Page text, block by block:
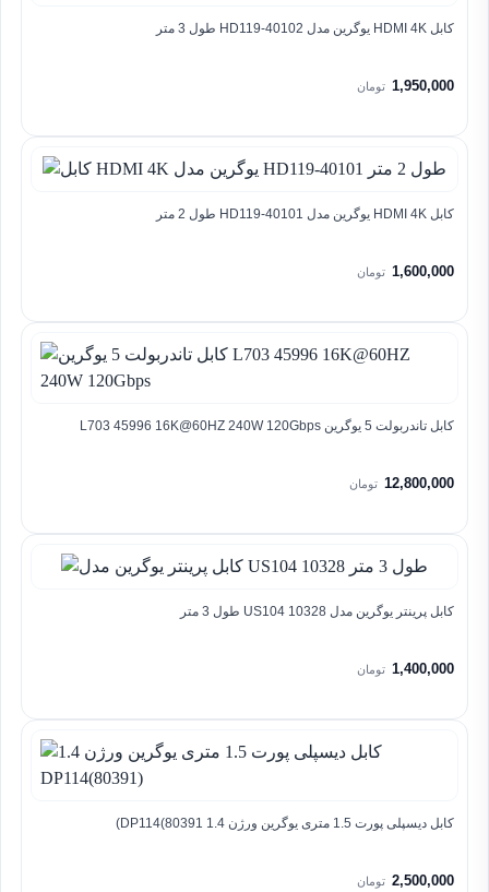
کابل HDMI 4K یوگرین مدل HD119-40102 طول 3 متر
1,950,000 تومان
کابل HDMI 4K یوگرین مدل HD119-40101 طول 2 متر
1,600,000 تومان
کابل تاندربولت 5 یوگرین L703 45996 16K@60HZ 240W 120Gbps
12,800,000 تومان
کابل پرینتر یوگرین مدل US104 10328 طول 3 متر
1,400,000 تومان
کابل دیسپلی پورت 1.5 متری یوگرین ورژن 1.4 DP114(80391)
2,500,000 تومان